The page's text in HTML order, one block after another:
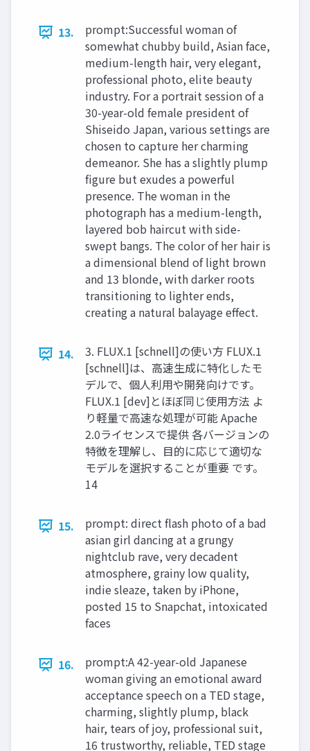
13.
prompt:Successful woman of
somewhat chubby build, Asian face,
medium-length hair, very elegant,
professional photo, elite beauty
industry. For a portrait session of a
30-year-old female president of
Shiseido Japan, various settings are
chosen to capture her charming
demeanor. She has a slightly plump
figure but exudes a powerful
presence. The woman in the
photograph has a medium-length,
layered bob haircut with side-
swept bangs. The color of her hair is
a dimensional blend of light brown
and 13 blonde, with darker roots
transitioning to lighter ends,
creating a natural balayage effect.
14.
3. FLUX.1 [schnell]の使い方 FLUX.1
[schnell]は、高速生成に特化したモ
デルで、個人利用や開発向けです。
FLUX.1 [dev]とほぼ同じ使用方法 よ
り軽量で高速な処理が可能 Apache
2.0ライセンスで提供 各バージョンの
特徴を理解し、目的に応じて適切な
モデルを選択することが重要 です。
14
15.
prompt: direct flash photo of a bad
asian girl dancing at a grungy
nightclub rave, very decadent
atmosphere, grainy low quality,
indie sleaze, taken by iPhone,
posted 15 to Snapchat, intoxicated
faces
16.
prompt:A 42-year-old Japanese
woman giving an emotional award
acceptance speech on a TED stage,
charming, slightly plump, black
hair, tears of joy, professional suit,
16 trustworthy, reliable, TED stage